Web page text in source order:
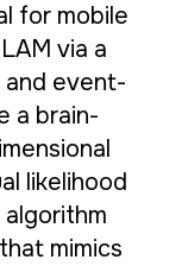
for mobile
via a
and event-
a brain-
likelihood
mimics